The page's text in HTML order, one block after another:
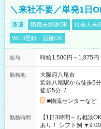
＼来社不要／単発1日
派遣 職種未経験OK 社会人未
WEB登録・面接OK
給与 時給1,500円～1,875円
勤務地
大阪府八尾市
近鉄八尾駅から徒歩5分
徒歩5分 / …
■物流センターなど
勤務時間
【1日3時間～も相談
あり！ シフト例